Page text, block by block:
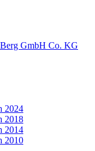
GmbH Co. KG
2024
2018
2014
2010